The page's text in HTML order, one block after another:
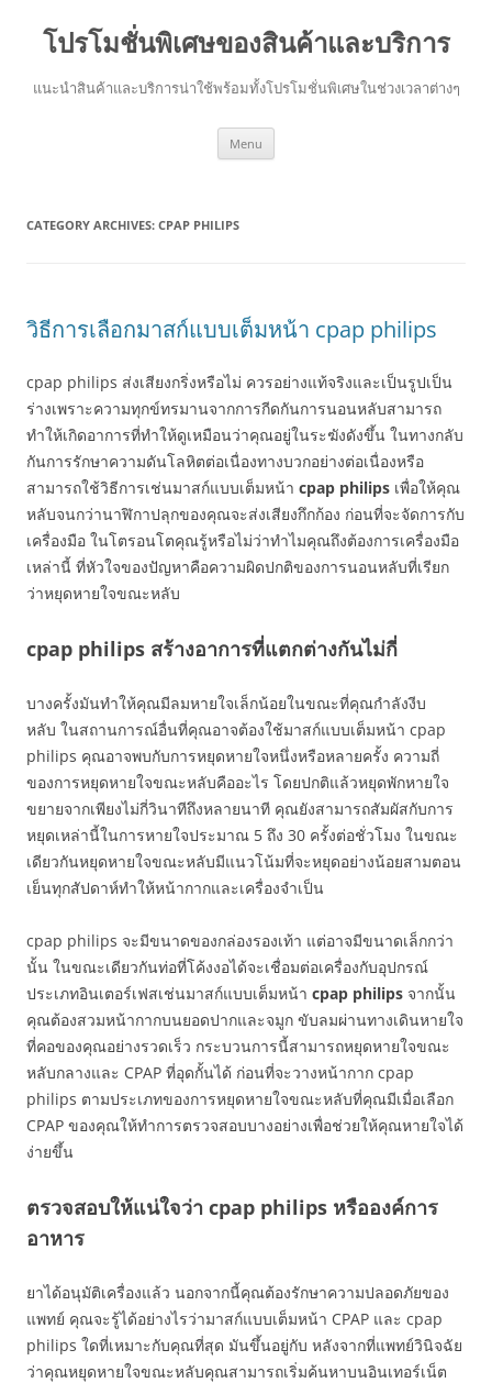
โปรโมชั่นพิเศษของสินค้าและบริการ
แนะนำสินค้าและบริการน่าใช้พร้อมทั้งโปรโมชั่นพิเศษในช่วงเวลาต่างๆ
Menu
CATEGORY ARCHIVES: CPAP PHILIPS
วิธีการเลือกมาสก์แบบเต็มหน้า cpap philips
cpap philips ส่งเสียงกริ่งหรือไม่ ควรอย่างแท้จริงและเป็นรูปเป็น
ร่างเพราะความทุกข์ทรมานจากการกีดกันการนอนหลับสามารถ
ทำให้เกิดอาการที่ทำให้ดูเหมือนว่าคุณอยู่ในระฆังดังขึ้น ในทางกลับ
กันการรักษาความดันโลหิตต่อเนื่องทางบวกอย่างต่อเนื่องหรือ
สามารถใช้วิธีการเช่นมาสก์แบบเต็มหน้า cpap philips เพื่อให้คุณ
หลับจนกว่านาฬิกาปลุกของคุณจะส่งเสียงกึกก้อง ก่อนที่จะจัดการกับ
เครื่องมือ ในโตรอนโตคุณรู้หรือไม่ว่าทำไมคุณถึงต้องการเครื่องมือ
เหล่านี้ ที่หัวใจของปัญหาคือความผิดปกติของการนอนหลับที่เรียก
ว่าหยุดหายใจขณะหลับ
cpap philips สร้างอาการที่แตกต่างกันไม่กี่
บางครั้งมันทำให้คุณมีลมหายใจเล็กน้อยในขณะที่คุณกำลังงีบ
หลับ ในสถานการณ์อื่นที่คุณอาจต้องใช้มาสก์แบบเต็มหน้า cpap
philips คุณอาจพบกับการหยุดหายใจหนึ่งหรือหลายครั้ง ความถี่
ของการหยุดหายใจขณะหลับคืออะไร โดยปกติแล้วหยุดพักหายใจ
ขยายจากเพียงไม่กี่วินาทีถึงหลายนาที คุณยังสามารถสัมผัสกับการ
หยุดเหล่านี้ในการหายใจประมาณ 5 ถึง 30 ครั้งต่อชั่วโมง ในขณะ
เดียวกันหยุดหายใจขณะหลับมีแนวโน้มที่จะหยุดอย่างน้อยสามตอน
เย็นทุกสัปดาห์ทำให้หน้ากากและเครื่องจำเป็น
cpap philips จะมีขนาดของกล่องรองเท้า แต่อาจมีขนาดเล็กกว่า
นั้น ในขณะเดียวกันท่อที่โค้งงอได้จะเชื่อมต่อเครื่องกับอุปกรณ์
ประเภทอินเตอร์เฟสเช่นมาสก์แบบเต็มหน้า cpap philips จากนั้น
คุณต้องสวมหน้ากากบนยอดปากและจมูก ขับลมผ่านทางเดินหายใจ
ที่คอของคุณอย่างรวดเร็ว กระบวนการนี้สามารถหยุดหายใจขณะ
หลับกลางและ CPAP ที่อุดกั้นได้ ก่อนที่จะวางหน้ากาก cpap
philips ตามประเภทของการหยุดหายใจขณะหลับที่คุณมีเมื่อเลือก
CPAP ของคุณให้ทำการตรวจสอบบางอย่างเพื่อช่วยให้คุณหายใจได้
ง่ายขึ้น
ตรวจสอบให้แน่ใจว่า cpap philips หรือองค์การ
อาหาร
ยาได้อนุมัติเครื่องแล้ว นอกจากนี้คุณต้องรักษาความปลอดภัยของ
แพทย์ คุณจะรู้ได้อย่างไรว่ามาสก์แบบเต็มหน้า CPAP และ cpap
philips ใดที่เหมาะกับคุณที่สุด มันขึ้นอยู่กับ หลังจากที่แพทย์วินิจฉัย
ว่าคุณหยุดหายใจขณะหลับคุณสามารถเริ่มค้นหาบนอินเทอร์เน็ต